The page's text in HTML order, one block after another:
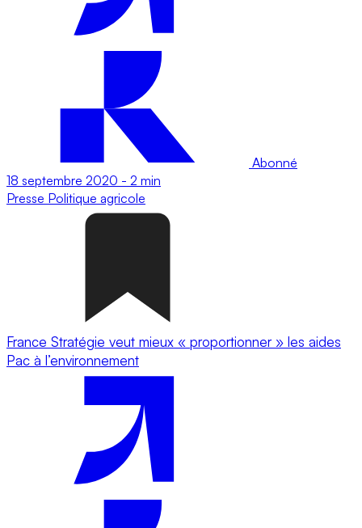
Abonné
18 septembre 2020 - 2 min
Presse Politique agricole
France Stratégie veut mieux « proportionner » les aides
Pac à l’environnement